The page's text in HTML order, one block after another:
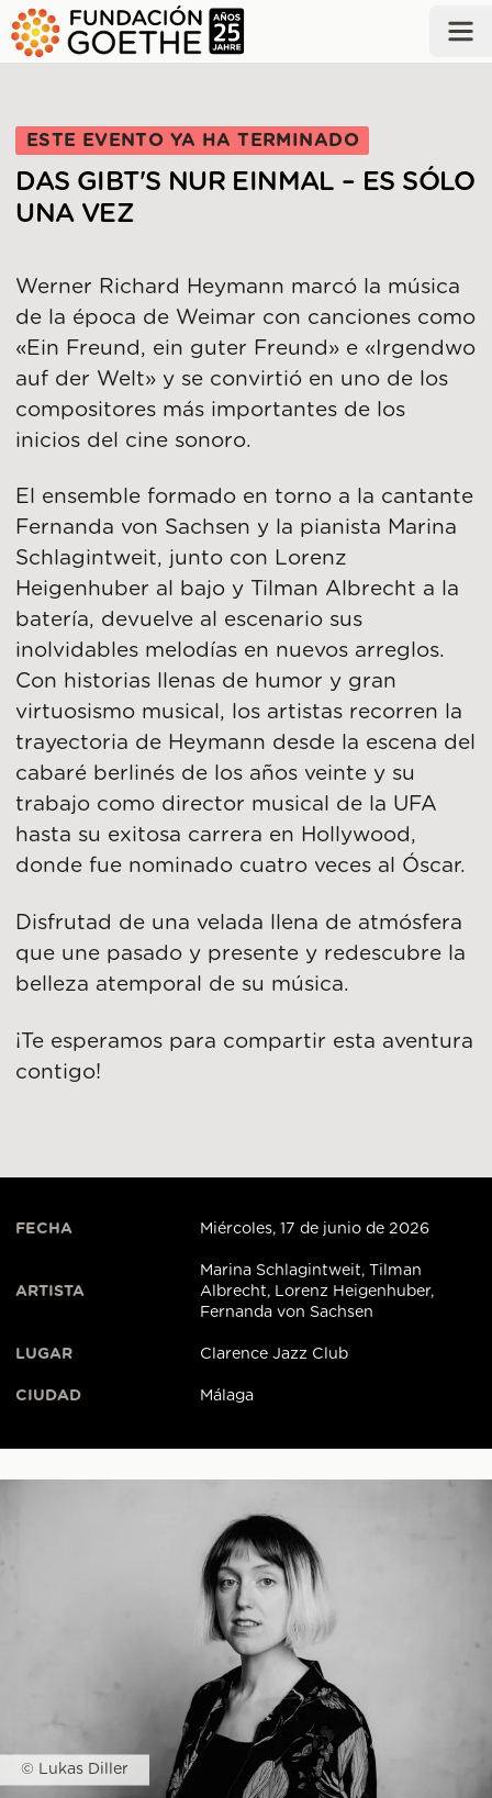
SALTAR AL CONTENIDO PRINCIPAL
ESTE EVENTO YA HA TERMINADO
DAS GIBT'S NUR EINMAL – ES SÓLO
UNA VEZ
Werner Richard Heymann marcó la música
de la época de Weimar con canciones como
«Ein Freund, ein guter Freund» e «Irgendwo
auf der Welt» y se convirtió en uno de los
compositores más importantes de los
inicios del cine sonoro.
El ensemble formado en torno a la cantante
Fernanda von Sachsen y la pianista Marina
Schlagintweit, junto con Lorenz
Heigenhuber al bajo y Tilman Albrecht a la
batería, devuelve al escenario sus
inolvidables melodías en nuevos arreglos.
Con historias llenas de humor y gran
virtuosismo musical, los artistas recorren la
trayectoria de Heymann desde la escena del
cabaré berlinés de los años veinte y su
trabajo como director musical de la UFA
hasta su exitosa carrera en Hollywood,
donde fue nominado cuatro veces al Óscar.
Disfrutad de una velada llena de atmósfera
que une pasado y presente y redescubre la
belleza atemporal de su música.
¡Te esperamos para compartir esta aventura
contigo!
FECHA Miércoles, 17 de junio de 2026
ARTISTA
Marina Schlagintweit, Tilman
Albrecht, Lorenz Heigenhuber,
Fernanda von Sachsen
LUGAR Clarence Jazz Club
CIUDAD Málaga
© Lukas Diller